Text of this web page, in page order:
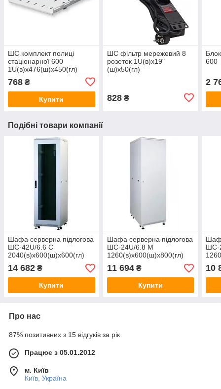
ШС комплект полиці
стаціонарної 600
1U(в)х476(ш)х450(гл)
768 ₴
Купити
ШС фільтр мережевий 8
розеток 1U(в)х19"
(ш)х50(гл)
828₴
600
2
Подібні товари компанії
Шафа серверна підлогова
ШС-42U/6.6 C
2040(в)х600(ш)х600(гл)
14 682 ₴
Купити
Шафа серверна підлогова
ШС-24U/6.8 М
1260(в)х600(ш)х800(гл)
11 694₴
Купити
ШС-
10
Про нас
87% позитивних з 15 відгуків за рік
Працює з 05.01.2012
м. Київ
Київ, Україна